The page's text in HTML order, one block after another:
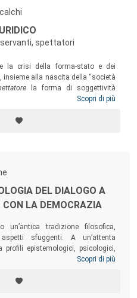
spettatori
la crisi della forma-stato e dei
alla nascita della “società
la forma di soggettività
il diritto contemporaneo.
chi decide nasconde sempre
cieche e impotenti, e sguardi
Scopri di più
DEL DIALOGO A
CON LA DEMOCRAZIA
un’antica tradizione filosofica,
sfuggenti. A un’attenta
profili epistemologici, psicologici,
puntualmente e rigorosamente
pervenire a una riflessione finale,
con l’idea e la pratica della
Scopri di più